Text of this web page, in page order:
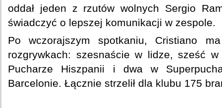
oddał jeden z rzutów wolnych Sergio
świadczyć o lepszej komunikacji w zespole.
Po wczorajszym spotkaniu, Cristiano
rozgrywkach: szesnaście w lidze, sześć
Pucharze Hiszpanii i dwa w
Barcelonie. Łącznie strzelił dla klubu 175